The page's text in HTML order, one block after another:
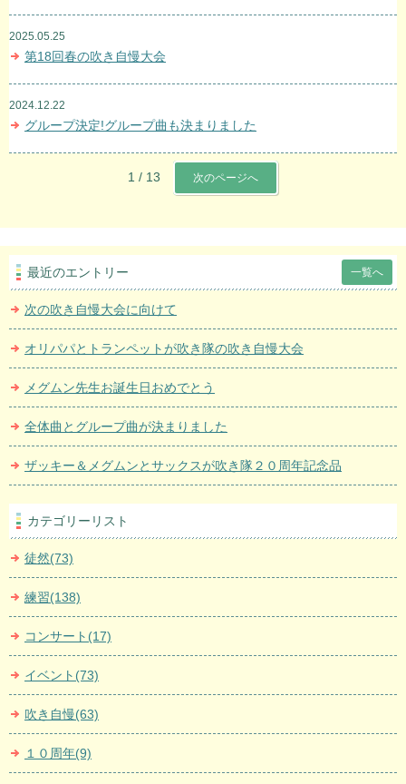
2025.05.25
第18回春の吹き自慢大会
2024.12.22
グループ決定!グループ曲も決まりました
1 / 13 次のページへ
最近のエントリー 一覧へ
次の吹き自慢大会に向けて
オリパパとトランペットが吹き隊の吹き自慢大会
メグムン先生お誕生日おめでとう
全体曲とグループ曲が決まりました
ザッキー＆メグムンとサックスが吹き隊２０周年記念品
カテゴリーリスト
徒然(73)
練習(138)
コンサート(17)
イベント(73)
吹き自慢(63)
１０周年(9)